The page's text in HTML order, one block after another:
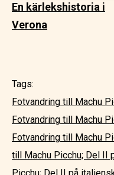
En kärlekshistoria i
Verona
Tags:
Fotvandring till Machu
Fotvandring till Machu
Fotvandring till Machu
till Machu Picchu; Del II